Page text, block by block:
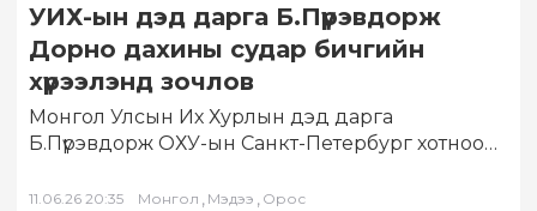
УИХ-ын дэд дарга Б.Пүрэвдорж
Дорно дахины судар бичгийн
хүрээлэнд зочлов
Монгол Улсын Их Хурлын дэд дарга
Б.Пүрэвдорж ОХУ-ын Санкт-Петербург хотноо
засгийн XXIX чуулга уулзалтад…
11.06.26 20:35 Монгол , Мэдээ , Орос